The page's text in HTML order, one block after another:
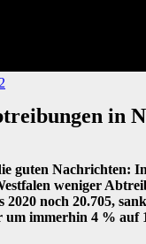
in
guten Nachrichten:
weniger
noch 20.705,
um immerhin 4 % auf